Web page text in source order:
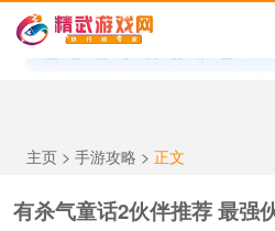
主页> 手游攻略 > 正文
有杀气童话2伙伴推荐 最强